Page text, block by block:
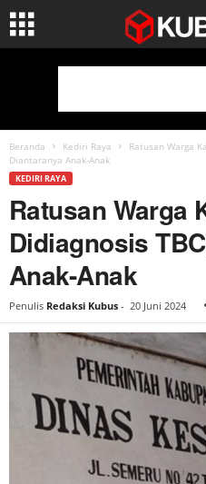
Beranda Kediri Raya
Ratusan Warga
Diantaranya Anak-Anak
KEDIRI RAYA
Ratusan Warga
Didiagnosis
Anak-Anak
Penulis Redaksi Kubus - 20 Juni 2024